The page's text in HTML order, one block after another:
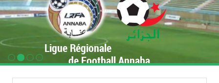
Ligue Régionale
de Football Annaba